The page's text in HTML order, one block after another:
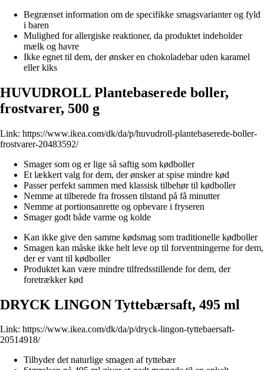
Begrænset information om de specifikke smagsvarianter og fyld
i baren
Mulighed for allergiske reaktioner, da produktet indeholder
mælk og havre
Ikke egnet til dem, der ønsker en chokoladebar uden karamel
eller kiks
HUVUDROLL Plantebaserede boller,
frostvarer, 500 g
Link: https://www.ikea.com/dk/da/p/huvudroll-plantebaserede-boller-
frostvarer-20483592/
Smager som og er lige så saftig som kødboller
Et lækkert valg for dem, der ønsker at spise mindre kød
Passer perfekt sammen med klassisk tilbehør til kødboller
Nemme at tilberede fra frossen tilstand på få minutter
Nemme at portionsanrette og opbevare i fryseren
Smager godt både varme og kolde
Kan ikke give den samme kødsmag som traditionelle kødboller
Smagen kan måske ikke helt leve op til forventningerne for dem,
der er vant til kødboller
Produktet kan være mindre tilfredsstillende for dem, der
foretrækker kød
DRYCK LINGON Tyttebærsaft, 495 ml
Link: https://www.ikea.com/dk/da/p/dryck-lingon-tyttebaersaft-
20514918/
Tilbyder det naturlige smagen af tyttebær